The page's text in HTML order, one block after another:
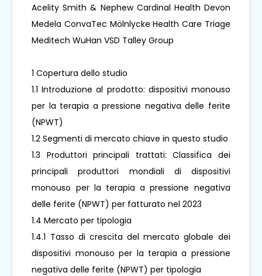
Acelity Smith & Nephew Cardinal Health Devon
Medela ConvaTec Mölnlycke Health Care Triage
Meditech WuHan VSD Talley Group
1 Copertura dello studio
1.1 Introduzione al prodotto: dispositivi monouso
per la terapia a pressione negativa delle ferite
(NPWT)
1.2 Segmenti di mercato chiave in questo studio
1.3 Produttori principali trattati: Classifica dei
principali produttori mondiali di dispositivi
monouso per la terapia a pressione negativa
delle ferite (NPWT) per fatturato nel 2023
1.4 Mercato per tipologia
1.4.1 Tasso di crescita del mercato globale dei
dispositivi monouso per la terapia a pressione
negativa delle ferite (NPWT) per tipologia